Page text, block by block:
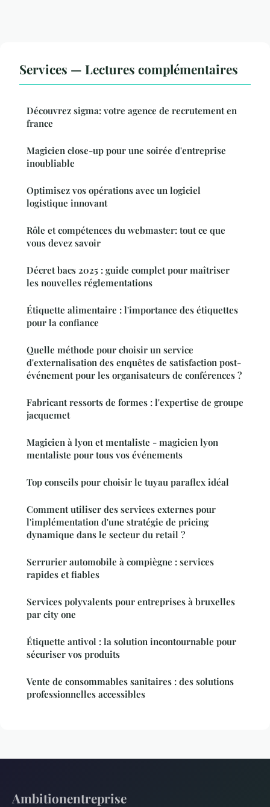
Services — Lectures complémentaires
Découvrez sigma: votre agence de recrutement en
france
Magicien close-up pour une soirée d'entreprise
inoubliable
Optimisez vos opérations avec un logiciel
logistique innovant
Rôle et compétences du webmaster: tout ce que
vous devez savoir
Décret bacs 2025 : guide complet pour maîtriser
les nouvelles réglementations
Étiquette alimentaire : l'importance des étiquettes
pour la confiance
Quelle méthode pour choisir un service
d'externalisation des enquêtes de satisfaction post-
événement pour les organisateurs de conférences ?
Fabricant ressorts de formes : l'expertise de groupe
jacquemet
Magicien à lyon et mentaliste - magicien lyon
mentaliste pour tous vos événements
Top conseils pour choisir le tuyau paraflex idéal
Comment utiliser des services externes pour
l'implémentation d'une stratégie de pricing
dynamique dans le secteur du retail ?
Serrurier automobile à compiègne : services
rapides et fiables
Services polyvalents pour entreprises à bruxelles
par city one
Étiquette antivol : la solution incontournable pour
sécuriser vos produits
Vente de consommables sanitaires : des solutions
professionnelles accessibles
Ambitionentreprise